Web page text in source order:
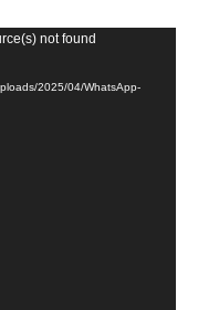
not found
2025/04/WhatsApp-